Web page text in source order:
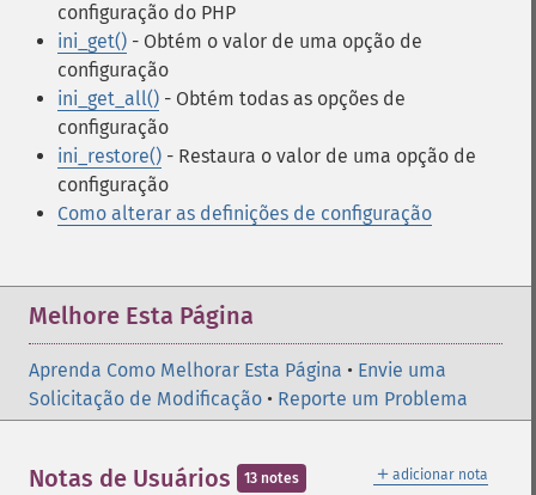
configuração do PHP
ini_get() - Obtém o valor de uma opção de
configuração
ini_get_all() - Obtém todas as opções de
configuração
ini_restore() - Restaura o valor de uma opção de
configuração
Como alterar as definições de configuração
Melhore Esta Página
Aprenda Como Melhorar Esta Página • Envie uma
Solicitação de Modificação • Reporte um Problema
＋ adicionar nota
Notas de Usuários 13 notes